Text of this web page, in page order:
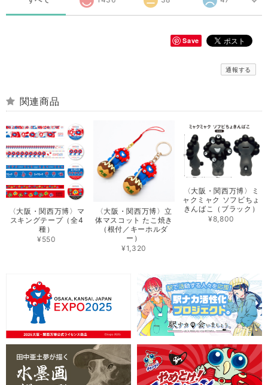
Save
通報する
関連商品
〈大阪・関西万博〉マ
スキングテープ（全4
種）
¥550
〈大阪・関西万博〉立
体マスコット たこ焼き
（根付／キーホルダ
ー）
¥1,320
〈大阪・関西万博〉ミ
ャクミャク ソフビちょ
きんばこ（ブラック）
¥8,800